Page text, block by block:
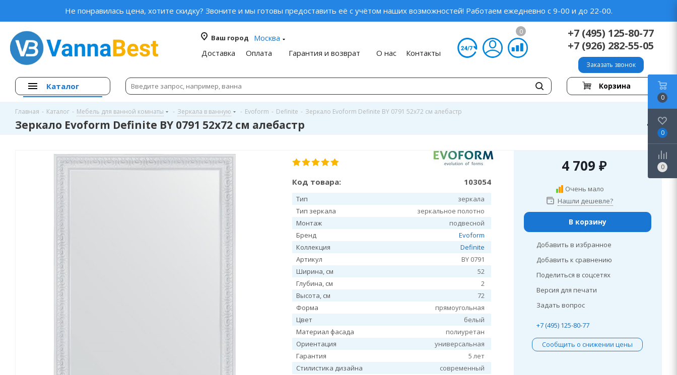
Не понравилась цена, хотите скидку? Звоните и мы готовы предоставить её с учётом наших возможностей! Работаем ежедневно с 9-00 и до 22-00.
Ваш город
Москва
Доставка
Оплата Гарантия и возврат О нас Контакты
0
+7 (495) 125-80-77
+7 (926) 282-55-05
Заказать звонок
Каталог Корзина
Главная - Каталог - Мебель для ванной комнаты - Зеркала в ванную - Evoform - Definite - Зеркало Evoform Definite BY 0791 52x72 см алебастр
Зеркало Evoform Definite BY 0791 52x72 см алебастр
Код товара: 103054
Тип
зеркала
Тип зеркала
зеркальное полотно
Монтаж
подвесной
Бренд
Evoform
Коллекция
Definite
Артикул
BY 0791
Ширина, см
52
Глубина, см
2
Высота, см
72
Форма
прямоугольная
Цвет
белый
Материал фасада
полиуретан
Ориентация
универсальная
Гарантия
5 лет
Стилистика дизайна
современный
4 709 ₽
Очень мало
Нашли дешевле?
В корзину
Добавить в избранное
Добавить к сравнению
Поделиться в соцсетях
Версия для печати
Задать вопрос
+7 (495) 125-80-77
Сообщить о снижении цены
0
0
0